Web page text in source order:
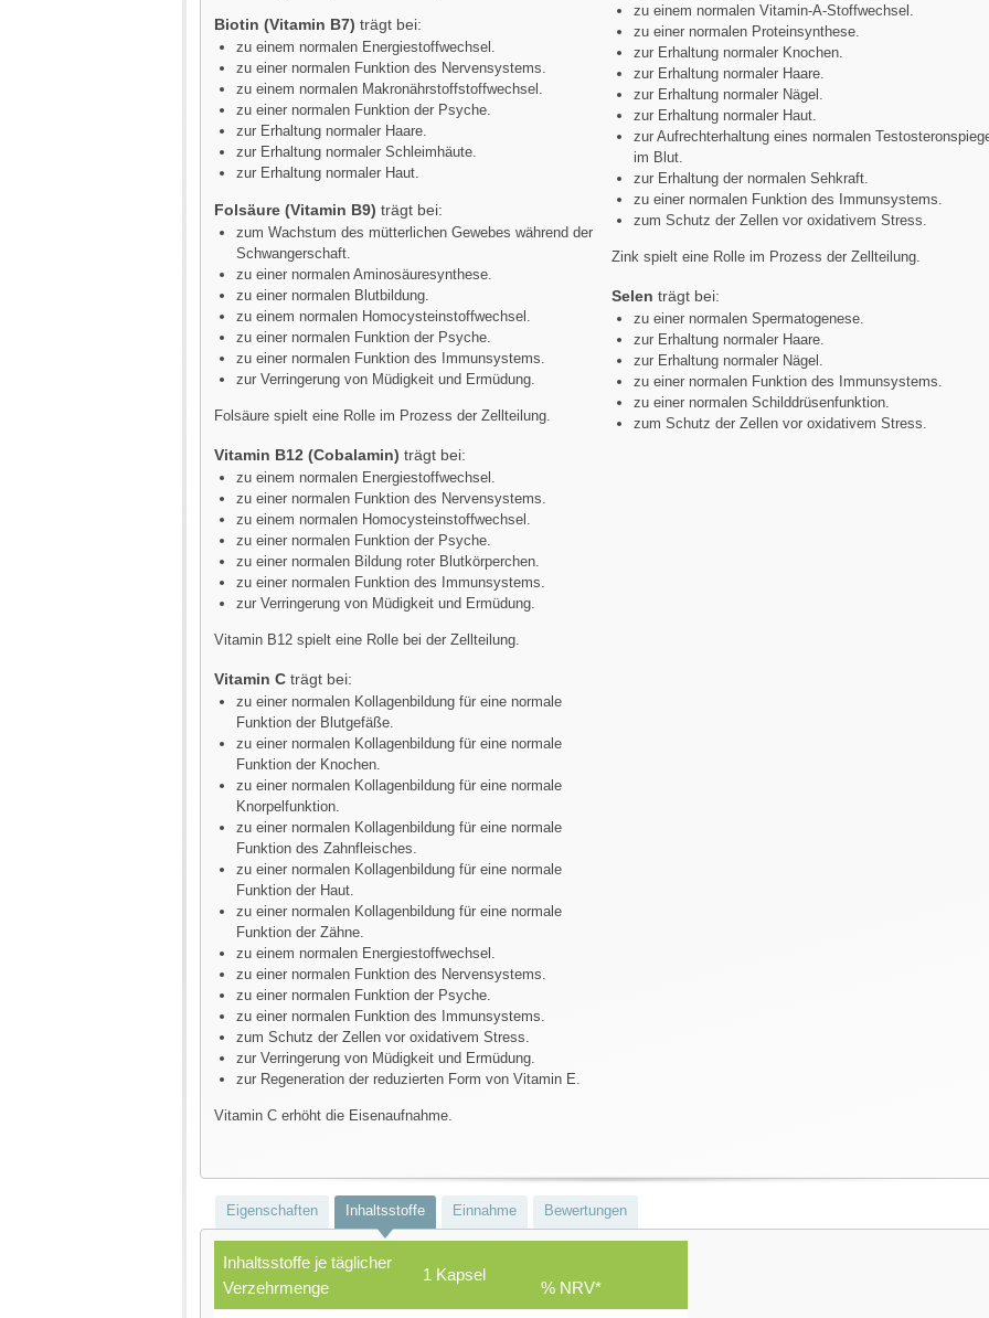
Biotin (Vitamin B7) trägt bei:
zu einem normalen Energiestoffwechsel.
zu einer normalen Funktion des Nervensystems.
zu einem normalen Makronährstoffstoffwechsel.
zu einer normalen Funktion der Psyche.
zur Erhaltung normaler Haare.
zur Erhaltung normaler Schleimhäute.
zur Erhaltung normaler Haut.
Folsäure (Vitamin B9) trägt bei:
zum Wachstum des mütterlichen Gewebes während der
Schwangerschaft.
zu einer normalen Aminosäuresynthese.
zu einer normalen Blutbildung.
zu einem normalen Homocysteinstoffwechsel.
zu einer normalen Funktion der Psyche.
zu einer normalen Funktion des Immunsystems.
zur Verringerung von Müdigkeit und Ermüdung.
Folsäure spielt eine Rolle im Prozess der Zellteilung.
Vitamin B12 (Cobalamin) trägt bei:
zu einem normalen Energiestoffwechsel.
zu einer normalen Funktion des Nervensystems.
zu einem normalen Homocysteinstoffwechsel.
zu einer normalen Funktion der Psyche.
zu einer normalen Bildung roter Blutkörperchen.
zu einer normalen Funktion des Immunsystems.
zur Verringerung von Müdigkeit und Ermüdung.
Vitamin B12 spielt eine Rolle bei der Zellteilung.
Vitamin C trägt bei:
zu einer normalen Kollagenbildung für eine normale
Funktion der Blutgefäße.
zu einer normalen Kollagenbildung für eine normale
Funktion der Knochen.
zu einer normalen Kollagenbildung für eine normale
Knorpelfunktion.
zu einer normalen Kollagenbildung für eine normale
Funktion des Zahnfleisches.
zu einer normalen Kollagenbildung für eine normale
Funktion der Haut.
zu einer normalen Kollagenbildung für eine normale
Funktion der Zähne.
zu einem normalen Energiestoffwechsel.
zu einer normalen Funktion des Nervensystems.
zu einer normalen Funktion der Psyche.
zu einer normalen Funktion des Immunsystems.
zum Schutz der Zellen vor oxidativem Stress.
zur Verringerung von Müdigkeit und Ermüdung.
zur Regeneration der reduzierten Form von Vitamin E.
Vitamin C erhöht die Eisenaufnahme.
zu einem normalen Vitamin-A-Stoffwechsel.
zu einer normalen Proteinsynthese.
zur Erhaltung normaler Knochen.
zur Erhaltung normaler Haare.
zur Erhaltung normaler Nägel.
zur Erhaltung normaler Haut.
zur Aufrechterhaltung eines normalen
im Blut.
zur Erhaltung der normalen Sehkraft.
zu einer normalen Funktion des Immunsystems.
zum Schutz der Zellen vor oxidativem Stress.
Zink spielt eine Rolle im Prozess der Zellteilung.
Selen trägt bei:
zu einer normalen Spermatogenese.
zur Erhaltung normaler Haare.
zur Erhaltung normaler Nägel.
zu einer normalen Funktion des Immunsystems.
zu einer normalen Schilddrüsenfunktion.
zum Schutz der Zellen vor oxidativem Stress.
Eigenschaften Inhaltsstoffe Einnahme Bewertungen
Inhaltsstoffe je täglicher
Verzehrmenge
1 Kapsel
% NRV*